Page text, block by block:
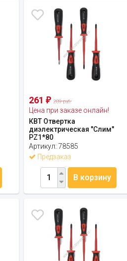
261₽ 289 руб.
Цена при заказе онлайн!
КВТ Отвертка
диэлектрическая "Слим"
PZ1*80
Артикул:78585
Предзаказ
В корзину